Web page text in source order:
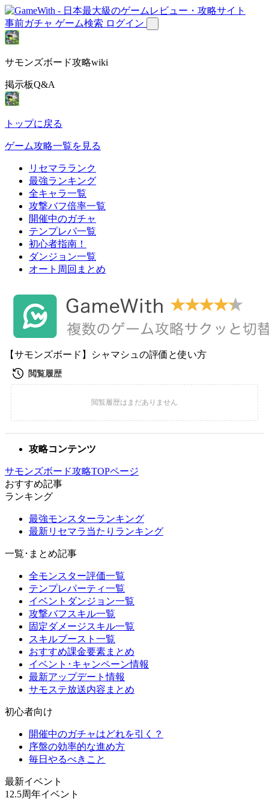
事前ガチャ ゲーム検索 ログイン
サモンズボード攻略wiki
掲示板Q&A
トップに戻る
ゲーム攻略一覧を見る
リセマラランク
最強ランキング
全キャラ一覧
攻撃バフ倍率一覧
開催中のガチャ
テンプレパ一覧
初心者指南！
ダンジョン一覧
オート周回まとめ
【サモンズボード】シャマシュの評価と使い方
攻略コンテンツ
サモンズボード攻略TOPページ
おすすめ記事
ランキング
最強モンスターランキング
最新リセマラ当たりランキング
一覧･まとめ記事
全モンスター評価一覧
テンプレパーティ一覧
イベントダンジョン一覧
攻撃バフスキル一覧
固定ダメージスキル一覧
スキルブースト一覧
おすすめ課金要素まとめ
イベント･キャンペーン情報
最新アップデート情報
サモステ放送内容まとめ
初心者向け
開催中のガチャはどれを引く？
序盤の効率的な進め方
毎日やるべきこと
最新イベント
12.5周年イベント